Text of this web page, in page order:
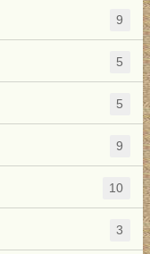
9
5
5
9
10
3